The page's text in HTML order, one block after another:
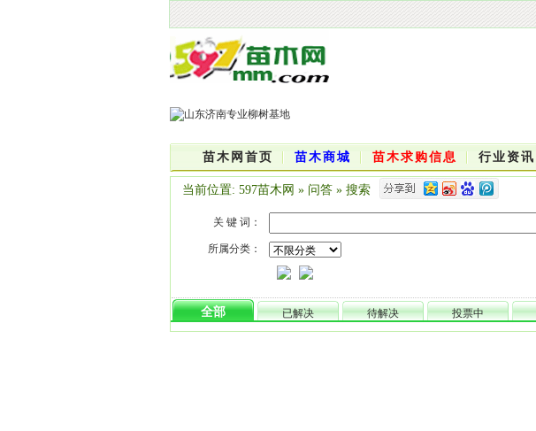
苗木网首页 苗木商城 苗木求购信息 行业资讯
当前位置: 597苗木网 » 问答 » 搜索
关 键 词：
所属分类：
全部 已解决 待解决 投票中